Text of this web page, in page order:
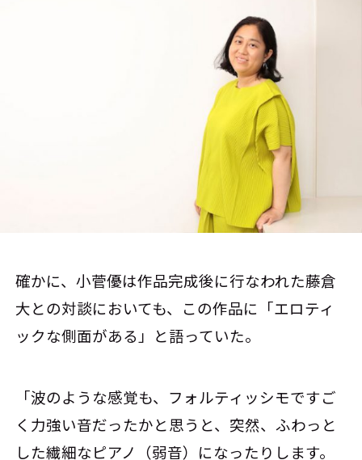
確かに、小菅優は作品完成後に行なわれた藤倉
大との対談においても、この作品に「エロティ
ックな側面がある」と語っていた。
「波のような感覚も、フォルティッシモですご
く力強い音だったかと思うと、突然、ふわっと
した繊細なピアノ（弱音）になったりします。